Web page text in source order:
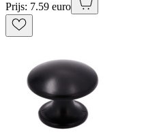
Prijs: 7.59 euro